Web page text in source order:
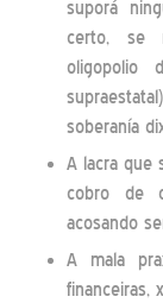
suporá
certo, se
oligopolio
soberanía
A lacra que
cobro de
acosando
A mala
financeiras,